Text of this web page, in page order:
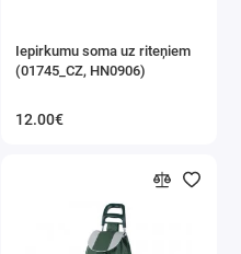
Iepirkumu soma uz riteņiem
(01745_CZ, HN0906)
12.00€